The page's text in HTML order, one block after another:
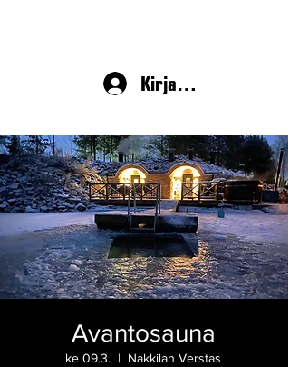
Kirjaudu
Avantosauna
ke 09.3.
  |
Nakkilan Verstas